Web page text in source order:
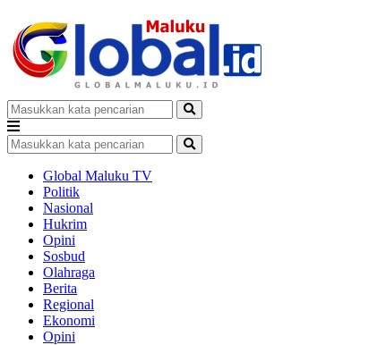
Global Maluku TV
Politik
Nasional
Hukrim
Opini
Sosbud
Olahraga
Berita
Regional
Ekonomi
Opini